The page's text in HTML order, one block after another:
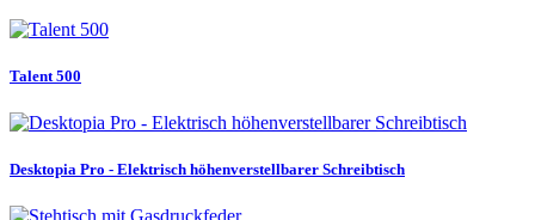
Talent 500
Desktopia Pro - Elektrisch höhenverstellbarer Schreibtisch